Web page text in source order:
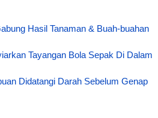
Hasil Tanaman & Buah-buahan
Tayangan Bola Sepak Di Dalam
Didatangi Darah Sebelum Genap